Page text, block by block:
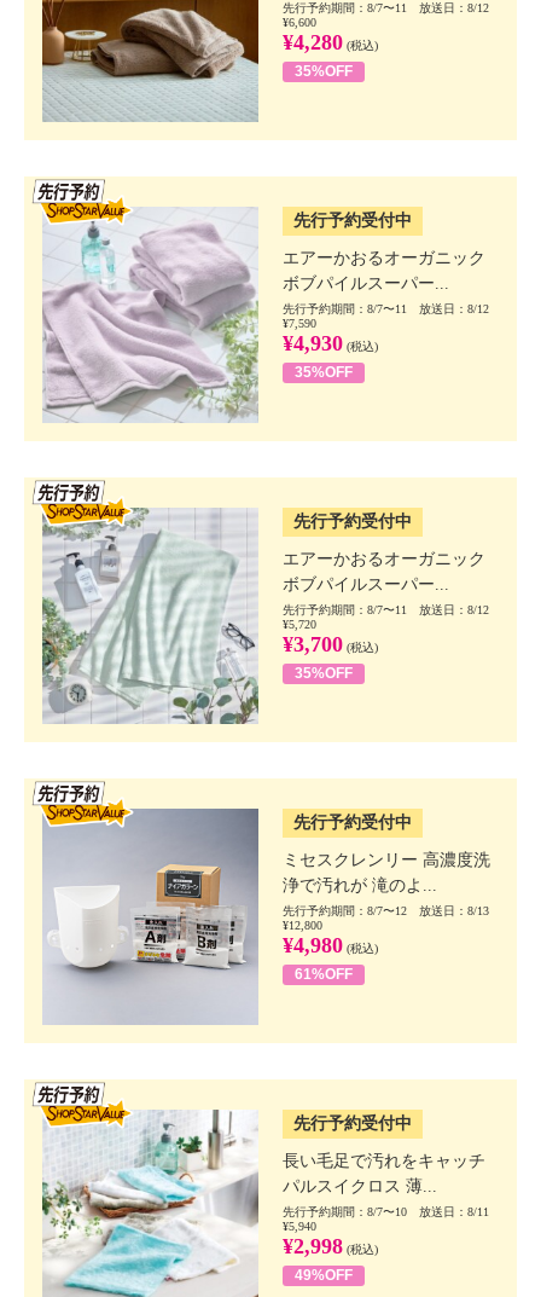
先行予約期間：8/7〜11 放送日：8/12
¥6,600
¥4,280 (税込)
35%OFF
先行予約受付中
エアーかおるオーガニック
ボブパイルスーパー...
先行予約期間：8/7〜11 放送日：8/12
¥7,590
¥4,930 (税込)
35%OFF
先行予約受付中
エアーかおるオーガニック
ボブパイルスーパー...
先行予約期間：8/7〜11 放送日：8/12
¥5,720
¥3,700 (税込)
35%OFF
先行予約受付中
ミセスクレンリー 高濃度洗
浄で汚れが 滝のよ...
先行予約期間：8/7〜12 放送日：8/13
¥12,800
¥4,980 (税込)
61%OFF
先行予約受付中
長い毛足で汚れをキャッチ
パルスイクロス 薄...
先行予約期間：8/7〜10 放送日：8/11
¥5,940
¥2,998 (税込)
49%OFF